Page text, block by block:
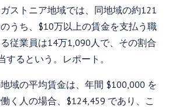
ストニア地域では、同地域の約121
うち、$10万以上の賃金を支払う職
従業員は14万1,090人で、その割合
するという。レポート。
域の平均賃金は、年間 $100,000 を
く人の場合、$124,459 であり、こ